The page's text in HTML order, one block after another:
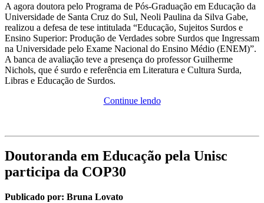
A agora doutora pelo Programa de Pós-Graduação em Educação da
Universidade de Santa Cruz do Sul, Neoli Paulina da Silva Gabe,
realizou a defesa de tese intitulada “Educação, Sujeitos Surdos e
Ensino Superior: Produção de Verdades sobre Surdos que Ingressam
na Universidade pelo Exame Nacional do Ensino Médio (ENEM)”.
A banca de avaliação teve a presença do professor Guilherme
Nichols, que é surdo e referência em Literatura e Cultura Surda,
Libras e Educação de Surdos.
Continue lendo
Doutoranda em Educação pela Unisc
participa da COP30
Publicado por: Bruna Lovato